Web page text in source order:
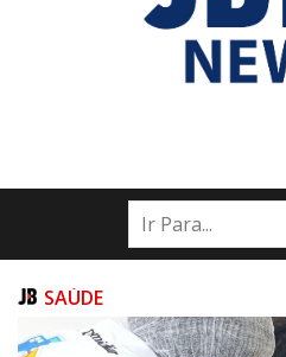
INÍCIO
NOTÍCIAS
SAÚDE